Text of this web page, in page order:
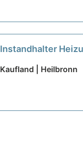
Instandhalter
Kaufland | Heilbronn